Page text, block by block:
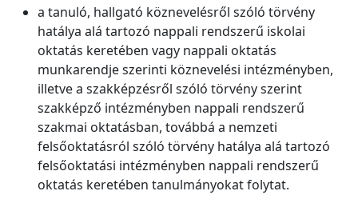
a tanuló, hallgató köznevelésről szóló törvény
hatálya alá tartozó nappali rendszerű iskolai
oktatás keretében vagy nappali oktatás
munkarendje szerinti köznevelési intézményben,
illetve a szakképzésről szóló törvény szerint
szakképző intézményben nappali rendszerű
szakmai oktatásban, továbbá a nemzeti
felsőoktatásról szóló törvény hatálya alá tartozó
felsőoktatási intézményben nappali rendszerű
oktatás keretében tanulmányokat folytat.